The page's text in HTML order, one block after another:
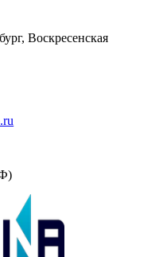
Воскресенская